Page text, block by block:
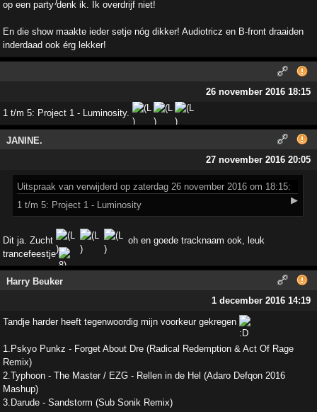
op een party denk ik. Ik overdrijf niet!
En die show maakte ieder setje nóg dikker! Audiotricz en B-front draaiden
inderdaad ook érg lekker!
26 november 2016 18:15
1 t/m 5: Project 1 - Luminosity.
JANINE.
27 november 2016 20:05
Uitspraak van verwijderd op zaterdag 26 november 2016 om 18:15:
▶
1 t/m 5: Project 1 - Luminosity
Dit ja. Zucht
oh en goede tracknaam ook, leuk
trancefeestje
Harry Beuker
1 december 2016 14:19
Tandje harder heeft tegenwoordig mijn voorkeur gekregen
1.Pskyo Punkz - Forget About Dre (Radical Redemption & Act Of Rage
Remix)
2.Typhoon - The Master / EZG - Rellen in de Hel (Adaro Defqon 2016
Mashup)
3.Darude - Sandstorm (Sub Sonik Remix)